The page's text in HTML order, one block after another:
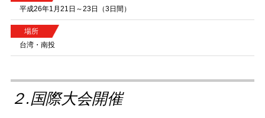
平成26年1月21日～23日（3日間）
場所
台湾・南投
２.国際大会開催